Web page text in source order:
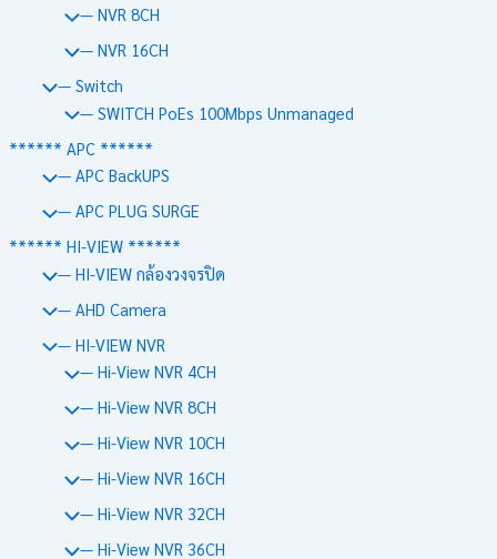
— NVR 8CH
— NVR 16CH
— Switch
— SWITCH PoEs 100Mbps Unmanaged
****** APC ******
— APC BackUPS
— APC PLUG SURGE
****** HI-VIEW ******
— HI-VIEW กล้องวงจรปิด
— AHD Camera
— HI-VIEW NVR
— Hi-View NVR 4CH
— Hi-View NVR 8CH
— Hi-View NVR 10CH
— Hi-View NVR 16CH
— Hi-View NVR 32CH
— Hi-View NVR 36CH